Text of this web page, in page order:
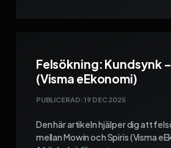
Felsökning: Kundsynk
(Visma eEkonomi)
PUBLICERAD:19 DEC 2025
Den här artikeln hjälper dig att
mellan Mowin och Spiris (Visma